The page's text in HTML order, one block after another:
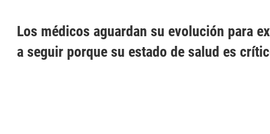
Los médicos aguardan su evolución para
a seguir porque su estado de salud es